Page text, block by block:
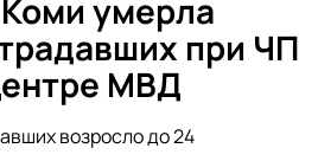
умерла
при ЧП
МВД
возросло до 24